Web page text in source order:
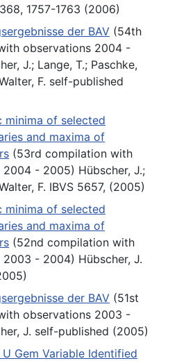
1757-1763 (2006)
der BAV (54th
observations 2004 -
J.; Lange, T.; Paschke,
F. self-published
minima of selected
and maxima of
(53rd compilation with
- 2005) Hübscher, J.;
F. IBVS 5657, (2005)
minima of selected
and maxima of
(52nd compilation with
- 2004) Hübscher, J.
der BAV (51st
observations 2003 -
J. self-published (2005)
Gem Variable Identified